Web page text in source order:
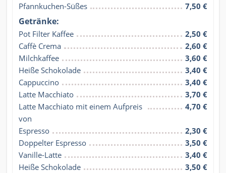
Pfannkuchen-Süßes
7,50 €
Getränke:
Pot Filter Kaffee
2,50 €
Caffè Crema
2,60 €
Milchkaffee
3,60 €
Heiße Schokolade
3,40 €
Cappuccino
3,40 €
Latte Macchiato
3,70 €
Latte Macchiato mit einem Aufpreis
von
4,70 €
Espresso
2,30 €
Doppelter Espresso
3,50 €
Vanille-Latte
3,40 €
Heiße Schokolade
3,50 €